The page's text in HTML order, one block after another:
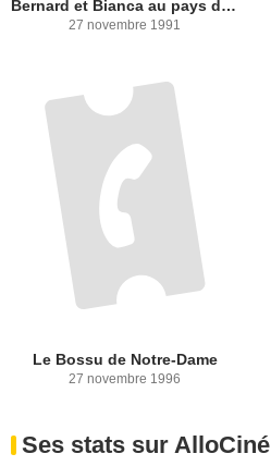
Bernard et Bianca au pays des kangourous
27 novembre 1991
Le Bossu de Notre-Dame
27 novembre 1996
Ses stats sur AlloCiné